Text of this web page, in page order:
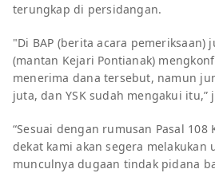
terungkap di persidangan.
"Di BAP (berita acara pemeriksaan)
(mantan Kejari Pontianak)
menerima dana tersebut, namun
juta, dan YSK sudah mengakui itu,”
“Sesuai dengan rumusan Pasal 108
dekat kami akan segera melakukan
munculnya dugaan tindak pidana